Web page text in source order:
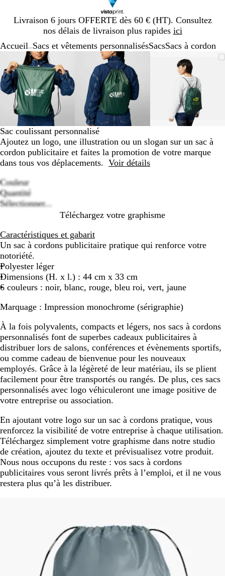
Livraison 6 jours OFFERTE dès 60 € (HT). Consultez
nos délais de livraison plus rapides ici
Diapositive
1
Accueil Sacs et vêtements personnalisésSacsSacs à cordon
Image
zoomable
Zoom
au
minimum
Cliquez
pour
développer
Utilisez
les
touches
plus
et
moins
pour
zoomer
et
les
touches
défiler
Image
zoomable
Zoom
au
minimum
Cliquez
pour
développer
Utilisez
les
touches
plus
et
moins
pour
et
les
touches
zoomable
au
minimum
pour
les
touches
plus
et
moins
pour
et
les
Diapositive
sur
3
Sac coulissant personnalisé
Ajoutez un logo, une illustration ou un slogan sur un sac à
cordon publicitaire et faites la promotion de votre marque
dans tous vos déplacements. Voir détails
Couleur
B
l
c
V
e
B
l
r
o
i
R
o
e
J
a
e
N
o
Quantité
Sélectionner...
Téléchargez votre graphisme
Caractéristiques et gabarit
Un sac à cordons publicitaire pratique qui renforce votre
notoriété.
Polyester léger
Dimensions (H. x l.) : 44 cm x 33 cm
6 couleurs : noir, blanc, rouge, bleu roi, vert, jaune
Marquage : Impression monochrome (sérigraphie)
À la fois polyvalents, compacts et légers, nos sacs à cordons
personnalisés font de superbes cadeaux publicitaires à
distribuer lors de salons, conférences et évènements sportifs,
ou comme cadeau de bienvenue pour les nouveaux
employés. Grâce à la légèreté de leur matériau, ils se plient
facilement pour être transportés ou rangés. De plus, ces sacs
personnalisés avec logo véhiculeront une image positive de
votre entreprise ou association.
En ajoutant votre logo sur un sac à cordons pratique, vous
renforcez la visibilité de votre entreprise à chaque utilisation.
Téléchargez simplement votre graphisme dans notre studio
de création, ajoutez du texte et prévisualisez votre produit.
Nous nous occupons du reste : vos sacs à cordons
publicitaires vous seront livrés prêts à l’emploi, et il ne vous
restera plus qu’à les distribuer.